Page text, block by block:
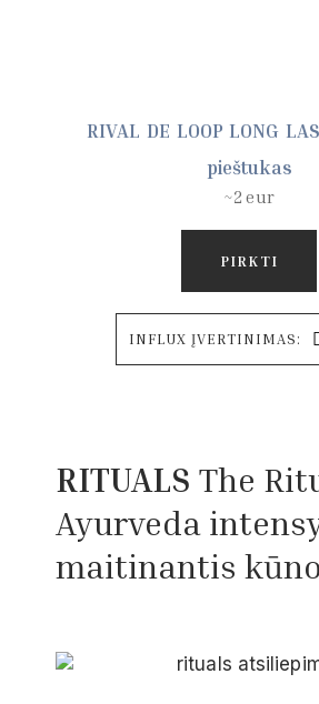
RIVAL DE LOOP LONG
pieštukas
~2 eur
PIRKTI
INFLUX ĮVERTINIMAS:
RITUALS The
Ayurveda
maitinantis